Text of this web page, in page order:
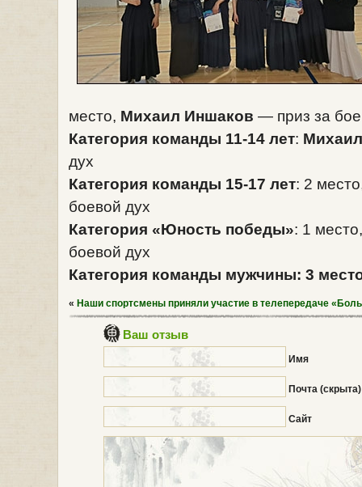
место, Михаил Иншаков — приз за
Категория команды 11-14 лет:
дух
Категория команды 15-17 лет: 2
боевой дух
Категория «Юность победы»: 1
боевой дух
Категория команды мужчины: 3
« Наши спортсмены приняли участие в телепередаче
Ваш отзыв
Имя
Почта (скрыта)
Сайт